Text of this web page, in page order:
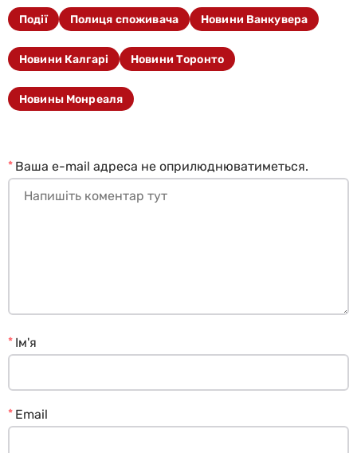
Події Полиця споживача Новини Ванкувера
Новини Калгарі Новини Торонто
Новины Монреаля
Ваша e-mail адреса не оприлюднюватиметься.
*
Ім'я
*
Email
*